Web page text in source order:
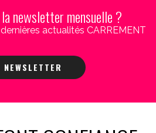
newsletter mensuelle ?
actualités CARREMENT